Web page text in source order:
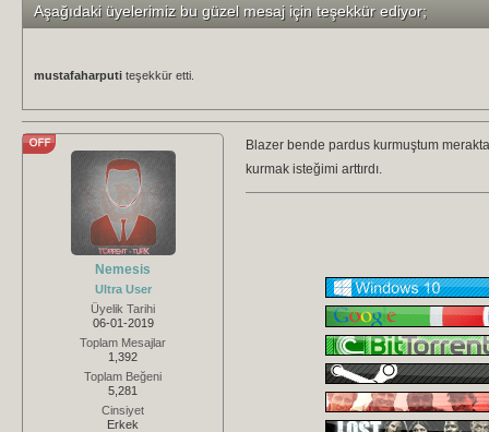
Aşağıdaki üyelerimiz bu güzel mesaj için teşekkür ediyor;
mustafaharputi teşekkür etti.
Nemesis
Ultra User
Üyelik Tarihi
06-01-2019
Toplam Mesajlar
1,392
Toplam Beğeni
5,281
Cinsiyet
Erkek
Blazer bende pardus kurmuştum
kurmak isteğimi arttırdı.